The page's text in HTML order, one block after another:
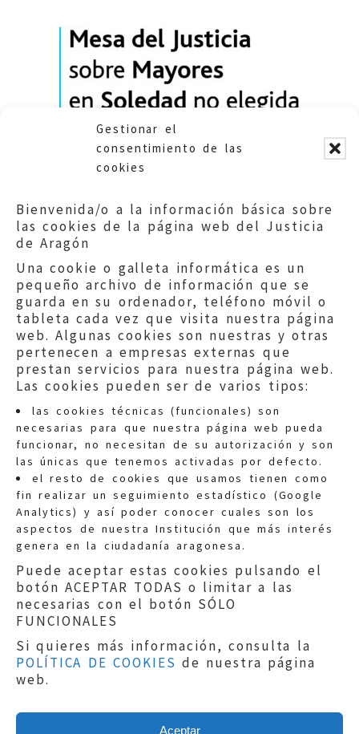
Gestionar el
consentimiento de las
cookies
Bienvenida/o a la información básica sobre
las cookies de la página web del Justicia
de Aragón
Una cookie o galleta informática es un
pequeño archivo de información que se
guarda en su ordenador, teléfono móvil o
tableta cada vez que visita nuestra página
web. Algunas cookies son nuestras y otras
pertenecen a empresas externas que
prestan servicios para nuestra página web.
Las cookies pueden ser de varios tipos:
las cookies técnicas (funcionales) son
necesarias para que nuestra página web pueda
funcionar, no necesitan de su autorización y son
las únicas que tenemos activadas por defecto.
el resto de cookies que usamos tienen como
fin realizar un seguimiento estadístico (Google
Analytics) y así poder conocer cuales son los
aspectos de nuestra Institución que más interés
genera en la ciudadanía aragonesa.
Puede aceptar estas cookies pulsando el
botón ACEPTAR TODAS o limitar a las
necesarias con el botón SÓLO
FUNCIONALES
Si quieres más información, consulta la
POLÍTICA DE COOKIES de nuestra página
web.
Aceptar
DESCARGAR INFORME
Quejas:quejas@eljusticiadearagon.es
Información general:
informacion@eljusticiadearagon.es
Teléfonos:900 210 210/
Aviso legal|Política de privacidad|
Protección de Datos
Política de cookies